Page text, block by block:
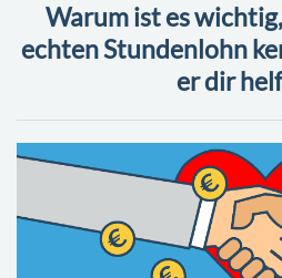
Warum ist es
echten Stundenlohn
er dir